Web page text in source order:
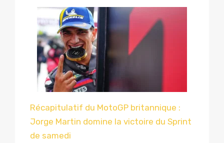
Récapitulatif du MotoGP britannique :
Jorge Martin domine la victoire du Sprint
de samedi